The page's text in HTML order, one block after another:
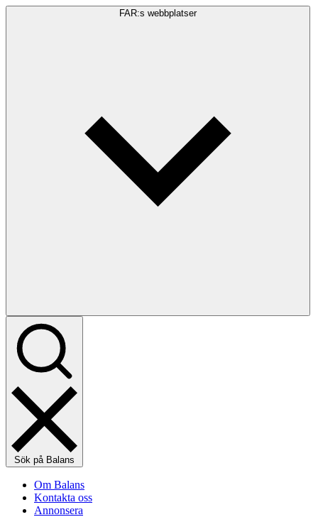
FAR:s webbplatser
Sök på Balans
Om Balans
Kontakta oss
Annonsera